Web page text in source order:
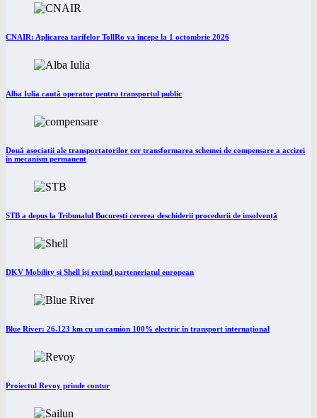
CNAIR: Aplicarea tarifelor TollRo va începe la 1 octombrie 2026
Alba Iulia caută operator pentru transportul public
Două asociații ale transportatorilor cer transformarea schemei de compensare a accizei
în mecanism permanent
STB a depus la Tribunalul București cererea deschiderii procedurii de insolvență
DKV Mobility și Shell își extind parteneriatul european
Blue River: 26.123 km cu un camion 100% electric în transport internațional
Proiectul Revoy prinde contur